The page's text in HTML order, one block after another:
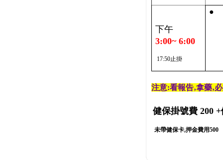
下午
3:00~ 6:00
17:50止掛
●
注意:看報告‚拿藥‚
健保掛號費 200 +
未帶健保卡,押金費用500